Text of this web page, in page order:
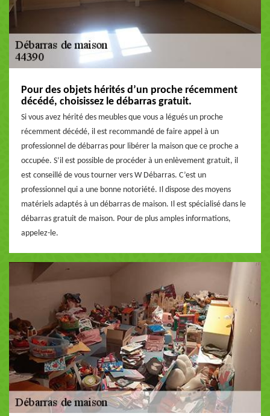
Pour des objets hérités d’un proche récemment
décédé, choisissez le débarras gratuit.
Si vous avez hérité des meubles que vous a légués un proche
récemment décédé, il est recommandé de faire appel à un
professionnel de débarras pour libérer la maison que ce proche a
occupée. S’il est possible de procéder à un enlèvement gratuit, il
est conseillé de vous tourner vers W Débarras. C’est un
professionnel qui a une bonne notoriété. Il dispose des moyens
matériels adaptés à un débarras de maison. Il est spécialisé dans le
débarras gratuit de maison. Pour de plus amples informations,
appelez-le.